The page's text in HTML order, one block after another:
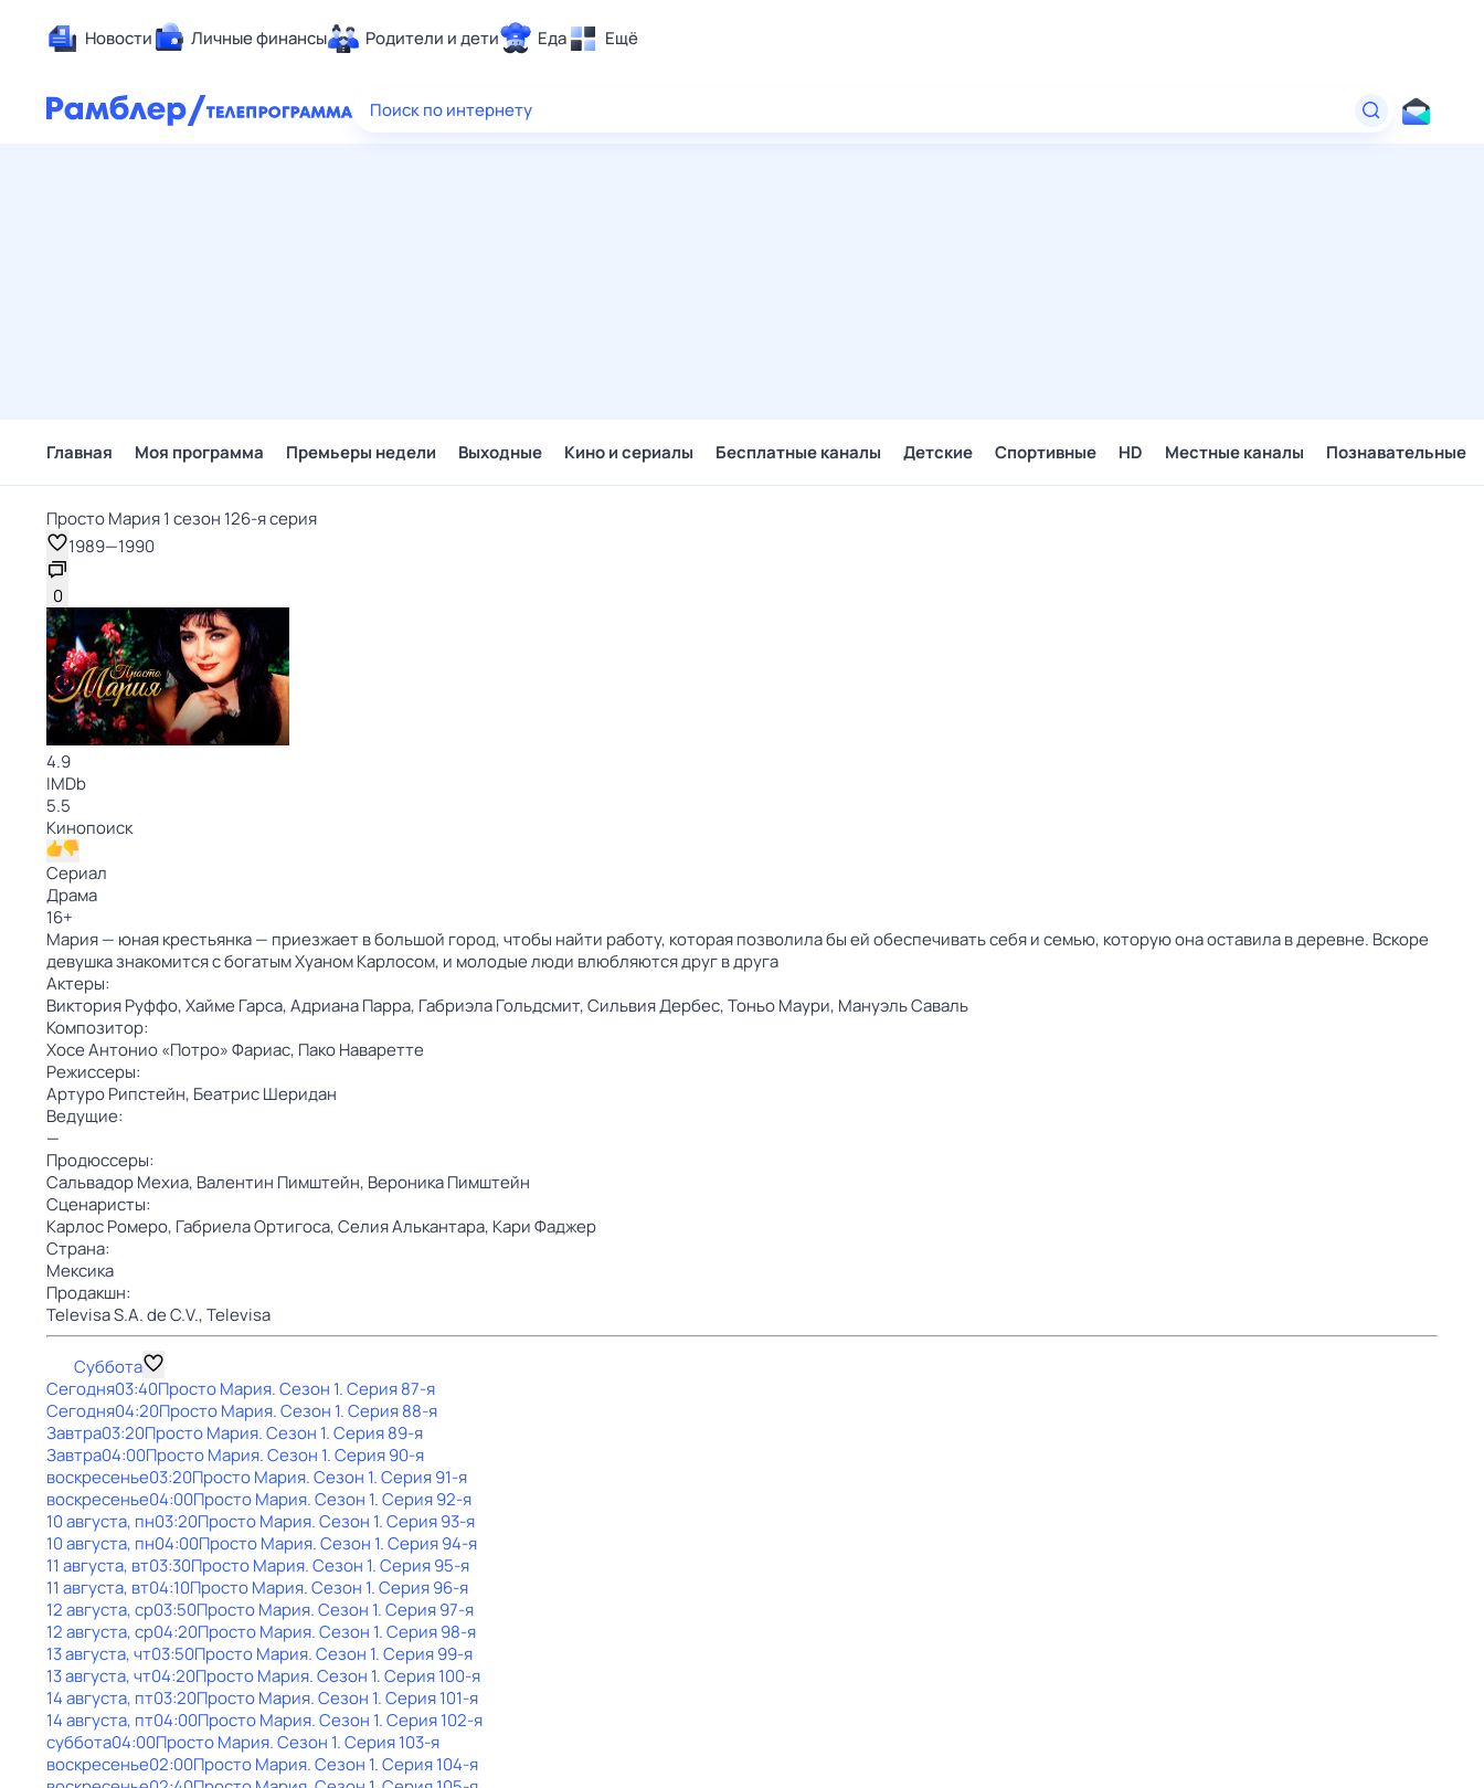
Новости Личные финансы Родители и дети Еда Ещё
Здоровье
Поиск по интернету
Главная Моя программа Премьеры недели Выходные Кино и сериалы Бесплатные каналы Детские Спортивные HD Местные каналы Познавательные
Просто Мария 1 сезон 126-я серия
1989—1990
0
4.9
IMDb
5.5
Кинопоиск
Сериал
Драма
16+
Мария — юная крестьянка — приезжает в большой город, чтобы найти работу, которая позволила бы ей обеспечивать себя и семью, которую она оставила в деревне. Вскоре
девушка знакомится с богатым Хуаном Карлосом, и молодые люди влюбляются друг в друга
Актеры:
Виктория Руффо,Хайме Гарса,Адриана Парра, Габриэла Гольдсмит,Сильвия Дербес,Тоньо Маури, Мануэль Саваль
Композитор:
Хосе Антонио «Потро» Фариас, Пако Наваретте
Режиссеры:
Артуро Рипстейн, Беатрис Шеридан
Ведущие:
—
Продюссеры:
Сальвадор Мехиа, Валентин Пимштейн, Вероника Пимштейн
Сценаристы:
Карлос Ромеро, Габриела Ортигоса,Селия Алькантара, Кари Фаджер
Страна:
Мексика
Продакшн:
Televisa S.A. de C.V.,Televisa
Суббота
Сегодня03:40Просто Мария. Сезон 1. Серия 87-я
Сегодня04:20Просто Мария. Сезон 1. Серия 88-я
Завтра03:20Просто Мария. Сезон 1. Серия 89-я
Завтра04:00Просто Мария. Сезон 1. Серия 90-я
воскресенье03:20Просто Мария. Сезон 1. Серия 91-я
воскресенье04:00Просто Мария. Сезон 1. Серия 92-я
10 августа, пн03:20Просто Мария. Сезон 1. Серия 93-я
10 августа, пн04:00Просто Мария. Сезон 1. Серия 94-я
11 августа, вт03:30Просто Мария. Сезон 1. Серия 95-я
11 августа, вт04:10Просто Мария. Сезон 1. Серия 96-я
12 августа, ср03:50Просто Мария. Сезон 1. Серия 97-я
12 августа, ср04:20Просто Мария. Сезон 1. Серия 98-я
13 августа, чт03:50Просто Мария. Сезон 1. Серия 99-я
13 августа, чт04:20Просто Мария. Сезон 1. Серия 100-я
14 августа, пт03:20Просто Мария. Сезон 1. Серия 101-я
14 августа, пт04:00Просто Мария. Сезон 1. Серия 102-я
суббота04:00Просто Мария. Сезон 1. Серия 103-я
воскресенье02:00Просто Мария. Сезон 1. Серия 104-я